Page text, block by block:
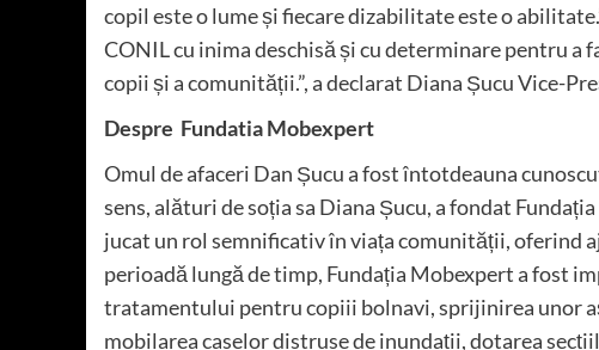
copil este o lume și fiecare dizabilitate este o
CONIL cu inima deschisă și cu determinare pentru a
copii și a comunității.”, a declarat Diana Șucu Vice-
Despre Fundatia Mobexpert
Omul de afaceri Dan Șucu a fost întotdeauna
sens, alături de soția sa Diana Șucu, a fondat
jucat un rol semnificativ în viața comunității, oferind
perioadă lungă de timp, Fundația Mobexpert a fost
tratamentului pentru copiii bolnavi, sprijinirea unor
mobilarea caselor distruse de inundații, dotarea